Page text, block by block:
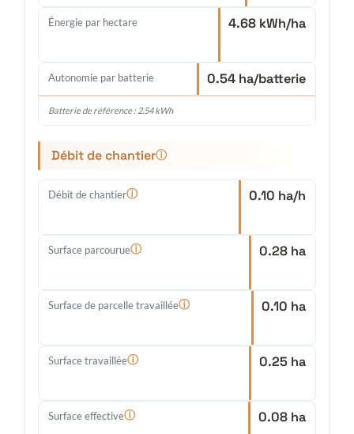
Énergie par hectare 4.68 kWh/ha
Autonomie par batterie 0.54 ha/batterie
Batterie de référence : 2.54 kWh
Débit de chantierⓘ
Débit de chantierⓘ 0.10 ha/h
Surface parcourueⓘ 0.28 ha
Surface de parcelle travailléeⓘ 0.10 ha
Surface travailléeⓘ 0.25 ha
Surface effectiveⓘ 0.08 ha